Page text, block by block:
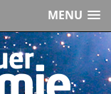
MENU